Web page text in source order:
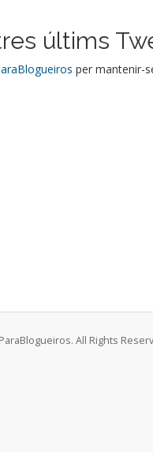
últims
per mantenir-
All Rights